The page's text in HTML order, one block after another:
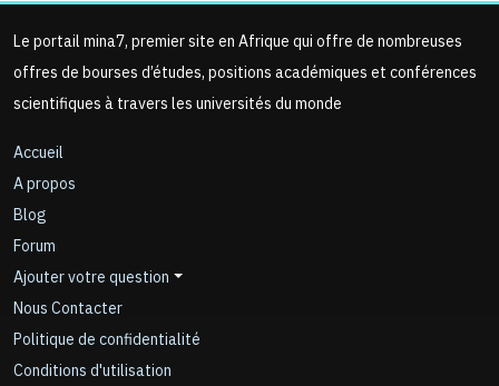
Le portail mina7, premier site en Afrique qui offre de nombreuses
offres de bourses d’études, positions académiques et conférences
scientifiques à travers les universités du monde
Accueil
A propos
Blog
Forum
Ajouter votre question
Nous Contacter
Politique de confidentialité
Conditions d'utilisation